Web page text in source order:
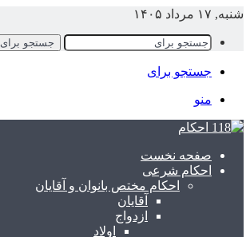
شنبه, ۱۷ مرداد ۱۴۰۵
جستجو برای
جستجو برای
منو
صفحه نخست
احکام شرعی
احکام مختص بانوان و آقایان
آقایان
ازدواج
اولاد